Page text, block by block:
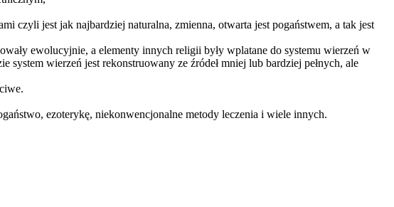
czyli jest jak najbardziej naturalna, zmienna, otwarta jest pogaństwem, a tak jest
ewolucyjnie, a elementy innych religii były wplatane do systemu wierzeń w
wierzeń jest rekonstruowany ze źródeł mniej lub bardziej pełnych, ale
ezoterykę, niekonwencjonalne metody leczenia i wiele innych.